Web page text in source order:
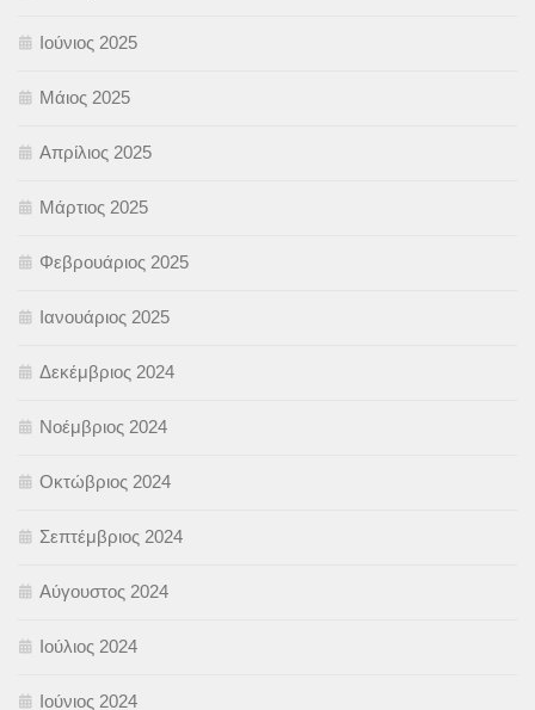
Ιούνιος 2025
Μάιος 2025
Απρίλιος 2025
Μάρτιος 2025
Φεβρουάριος 2025
Ιανουάριος 2025
Δεκέμβριος 2024
Νοέμβριος 2024
Οκτώβριος 2024
Σεπτέμβριος 2024
Αύγουστος 2024
Ιούλιος 2024
Ιούνιος 2024